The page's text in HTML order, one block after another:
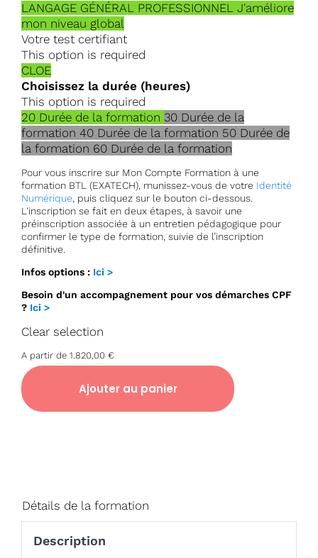
LANGAGE GÉNÉRAL PROFESSIONNEL J'améliore
mon niveau global
Votre test certifiant
This option is required
CLOE
Choisissez la durée (heures)
This option is required
20 Durée de la formation 30 Durée de la
formation 40 Durée de la formation 50 Durée de
la formation 60 Durée de la formation
Pour vous inscrire sur Mon Compte Formation à une
formation BTL (EXATECH), munissez-vous de votre Identité
Numérique , puis cliquez sur le bouton ci-dessous.
L'inscription se fait en deux étapes, à savoir une
préinscription associée à un entretien pédagogique pour
confirmer le type de formation, suivie de l’inscription
définitive.
Infos options : Ici >
Besoin d'un accompagnement pour vos démarches CPF
? Ici >
Clear selection
A partir de 1.820,00 €
Ajouter au panier
Détails de la formation
Description